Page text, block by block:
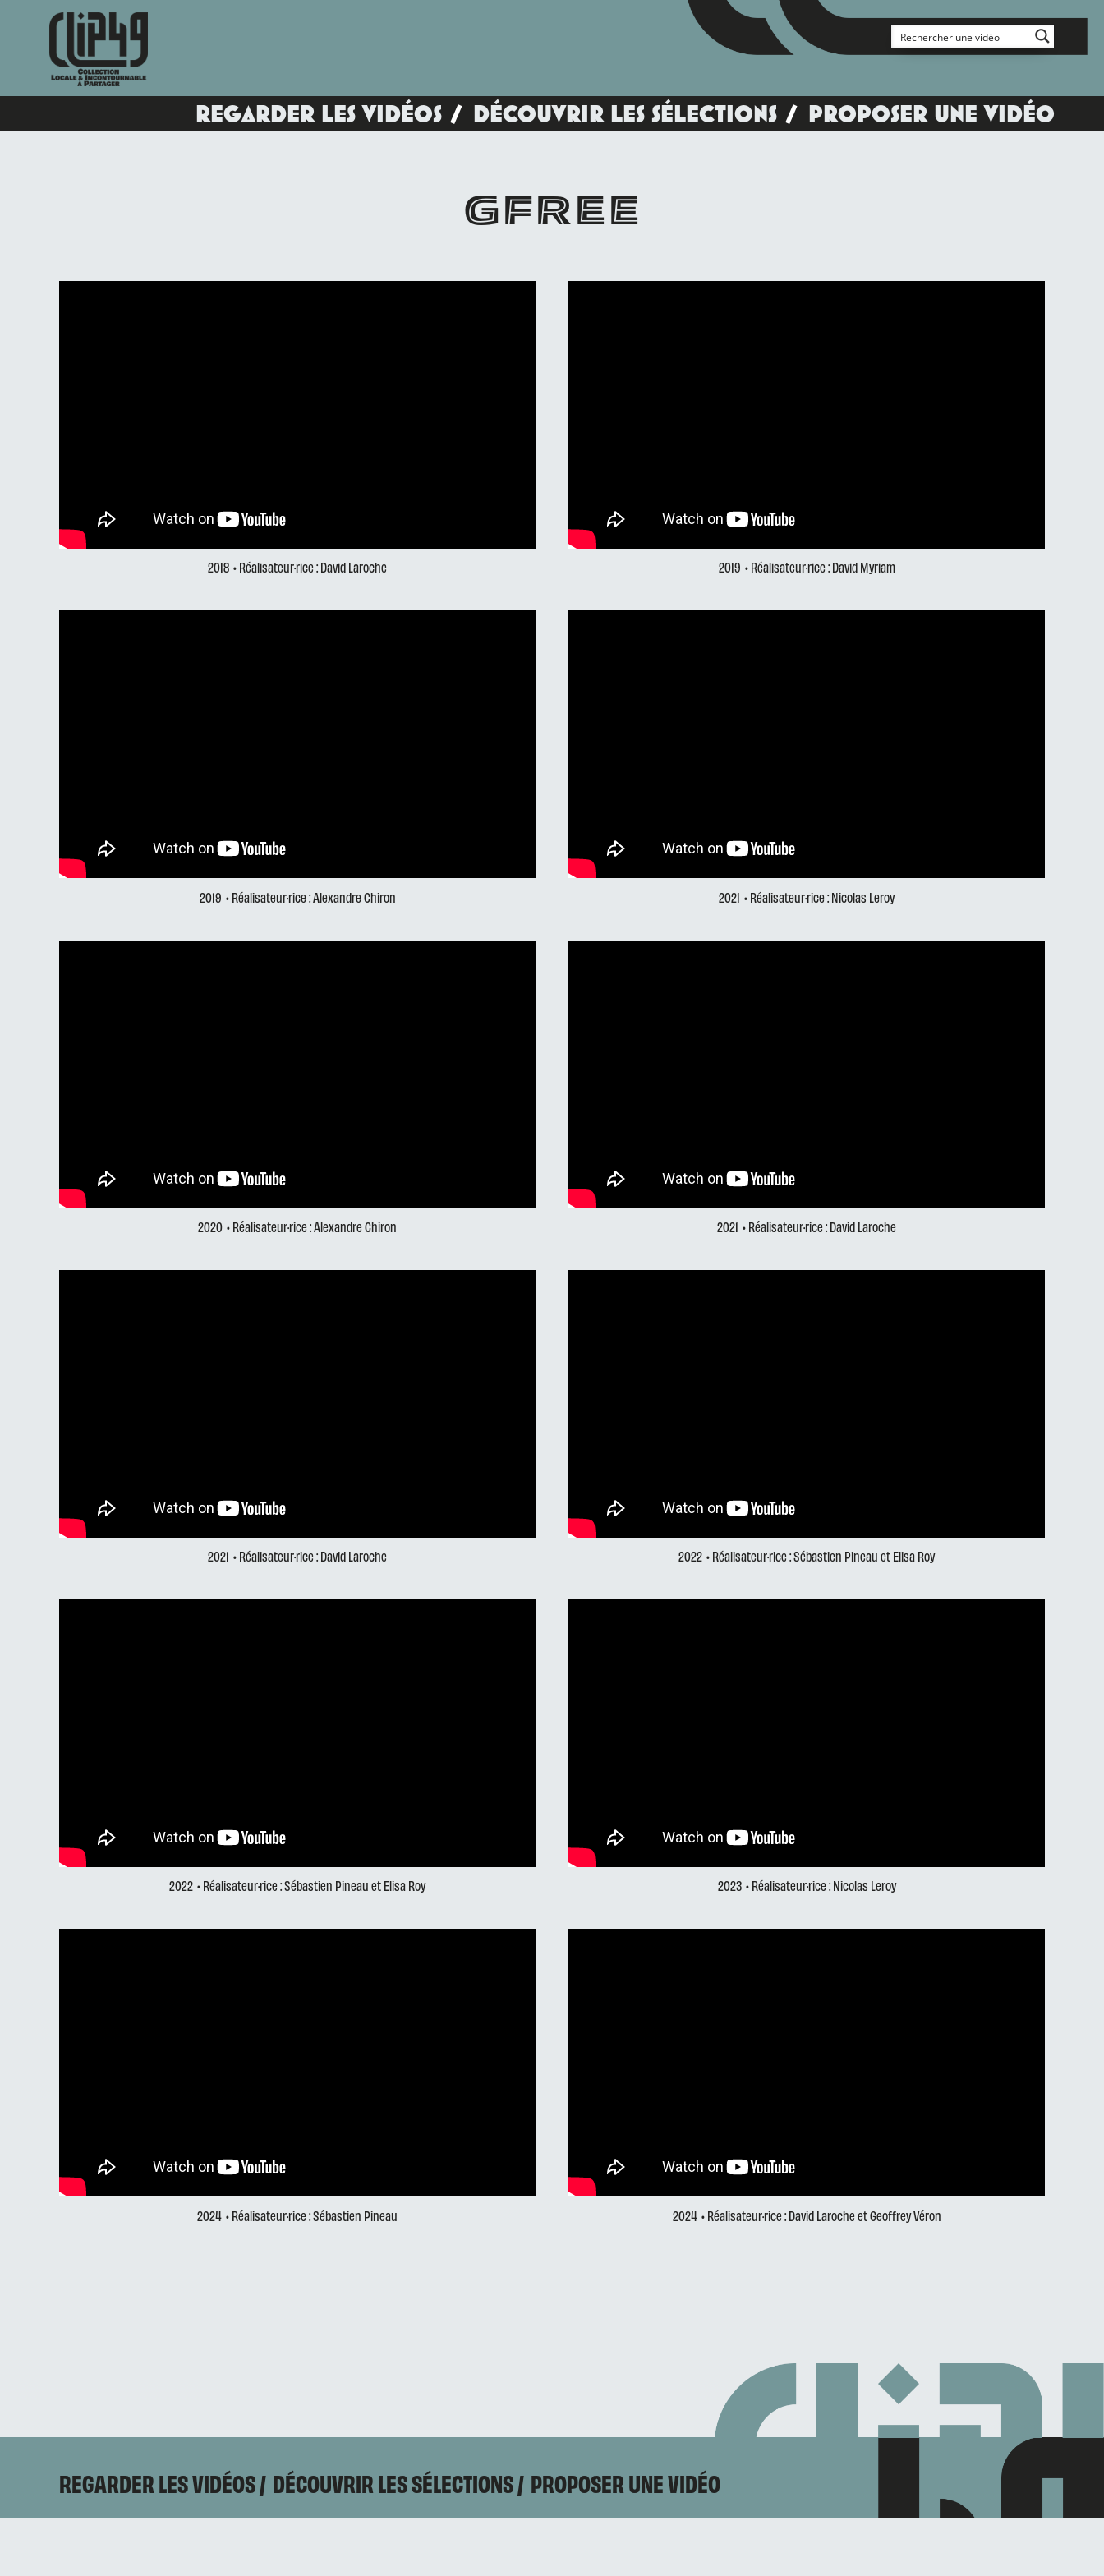
REGARDER LES VIDÉOS DÉCOUVRIR LES SÉLECTIONS PROPOSER UNE VIDÉO
GFREE
2018 • Réalisateur·rice : David Laroche 2019 • Réalisateur·rice : David Myriam
2019 • Réalisateur·rice : Alexandre Chiron 2021 • Réalisateur·rice : Nicolas Leroy
2020 • Réalisateur·rice : Alexandre Chiron 2021 • Réalisateur·rice : David Laroche
2021 • Réalisateur·rice : David Laroche 2022 • Réalisateur·rice : Sébastien Pineau et Elisa Roy
2022 • Réalisateur·rice : Sébastien Pineau et Elisa Roy 2023 • Réalisateur·rice : Nicolas Leroy
2024 • Réalisateur·rice : Sébastien Pineau 2024 • Réalisateur·rice : David Laroche et Geoffrey Véron
REGARDER LES VIDÉOS DÉCOUVRIR LES SÉLECTIONS PROPOSER UNE VIDÉO